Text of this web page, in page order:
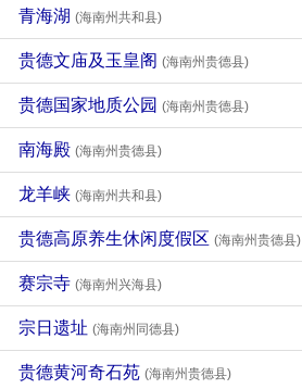
青海湖 (海南州共和县)
贵德文庙及玉皇阁 (海南州贵德县)
贵德国家地质公园 (海南州贵德县)
南海殿 (海南州贵德县)
龙羊峡 (海南州共和县)
贵德高原养生休闲度假区 (海南州贵德县)
赛宗寺 (海南州兴海县)
宗日遗址 (海南州同德县)
贵德黄河奇石苑 (海南州贵德县)